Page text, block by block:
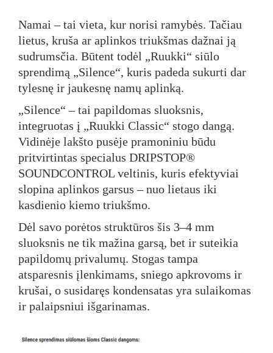
Namai – tai vieta, kur norisi ramybės. Tačiau
lietus, kruša ar aplinkos triukšmas dažnai ją
sudrumsčia. Būtent todėl „Ruukki“ siūlo
sprendimą „Silence“, kuris padeda sukurti dar
tylesnę ir jaukesnę namų aplinką.
„Silence“ – tai papildomas sluoksnis,
integruotas į „Ruukki Classic“ stogo dangą.
Vidinėje lakšto pusėje pramoniniu būdu
pritvirtintas specialus DRIPSTOP®
SOUNDCONTROL veltinis, kuris efektyviai
slopina aplinkos garsus – nuo lietaus iki
kasdienio kiemo triukšmo.
Dėl savo porėtos struktūros šis 3–4 mm
sluoksnis ne tik mažina garsą, bet ir suteikia
papildomų privalumų. Stogas tampa
atsparesnis įlenkimams, sniego apkrovoms ir
krušai, o susidaręs kondensatas yra sulaikomas
ir palaipsniui išgarinamas.